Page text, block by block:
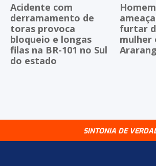
Acidente com
derramamento de
toras provoca
bloqueio e longas
filas na BR-101 no Sul
do estado
furtar
mulher
SINTONIA DE